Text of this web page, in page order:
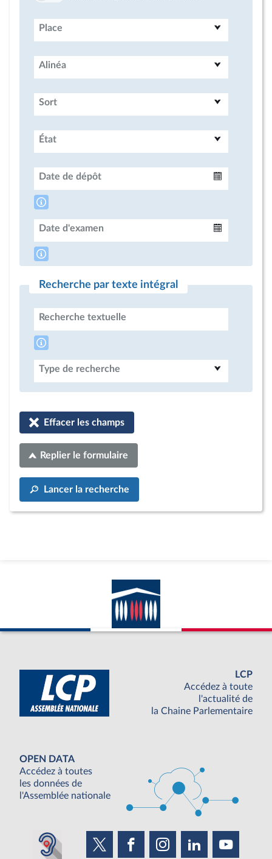
Place
Alinéa
Sort
État
Date de dépôt
Date d'examen
Recherche par texte intégral
Recherche textuelle
Type de recherche
Effacer les champs
Replier le formulaire
Lancer la recherche
LCP
Accédez à toute
l'actualité de
la Chaine Parlementaire
OPEN DATA
Accédez à toutes
les données de
l'Assemblée nationale